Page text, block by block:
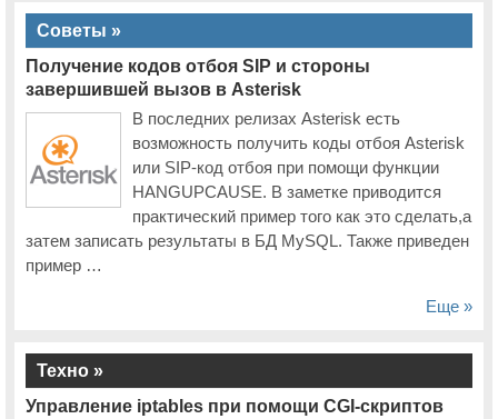
Советы »
Получение кодов отбоя SIP и стороны
завершившей вызов в Asterisk
В последних релизах Asterisk есть
возможность получить коды отбоя Asterisk
или SIP-код отбоя при помощи функции
HANGUPCAUSE. В заметке приводится
практический пример того как это сделать,а
затем записать результаты в БД MySQL. Также приведен
пример …
Еще »
Техно »
Управление iptables при помощи CGI-скриптов